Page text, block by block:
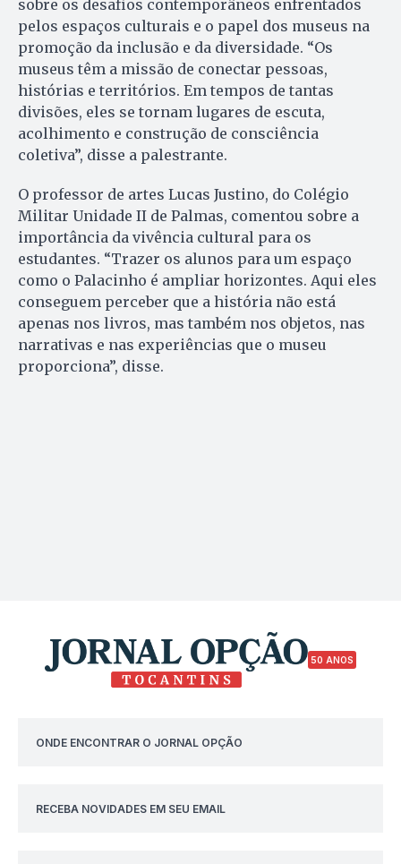
sobre os desafios contemporâneos enfrentados
pelos espaços culturais e o papel dos museus na
promoção da inclusão e da diversidade. “Os
museus têm a missão de conectar pessoas,
histórias e territórios. Em tempos de tantas
divisões, eles se tornam lugares de escuta,
acolhimento e construção de consciência
coletiva”, disse a palestrante.
O professor de artes Lucas Justino, do Colégio
Militar Unidade II de Palmas, comentou sobre a
importância da vivência cultural para os
estudantes. “Trazer os alunos para um espaço
como o Palacinho é ampliar horizontes. Aqui eles
conseguem perceber que a história não está
apenas nos livros, mas também nos objetos, nas
narrativas e nas experiências que o museu
proporciona”, disse.
50 ANOS
ONDE ENCONTRAR O JORNAL OPÇÃO
RECEBA NOVIDADES EM SEU EMAIL